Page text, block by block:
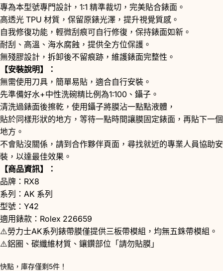
專為本型號專門設計，1:1 精準裁切，完美貼合錶面。
高透光 TPU 材質，保留原錶光澤，提升視覺質感。
自我修復功能，輕微刮痕可自行修復，保持錶面如新。
耐刮、高溫、海水腐蝕，提供全方位保護。
無殘膠設計，拆卸後不留痕跡，維護錶面完整性。
【安裝說明】：
無需使用刀具，簡單易貼，適合自行安裝。
先準備好水+中性洗碗精比例為1:100、鑷子。
清洗過錶面後擦乾，使用鑷子將膜沾一點點液體，
貼於同樣形狀的地方，等待一點時間讓膜固定錶面，再貼下一個
地方。
不會貼沒關係，請到 合作夥伴頁面，尋找就近的專業人員協助安
裝，以達最佳效果。
【商品資訊】：
品牌：RX8
系列：AK 系列
型號：Y42
適用錶款：Rolex 226659
⚠️勞力士AK系列錶帶膜僅提供三板帶模組，均無五銖帶模組。
⚠️鋁圈、碳纖維材質、鑲鑽部位「請勿貼膜」
快點，庫存僅剩5件！